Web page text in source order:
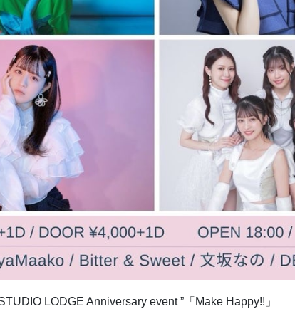
LODGE Anniversary event ”「Make Happy!!」